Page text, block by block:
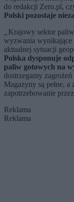
do redakcji Zero.pl,
Polski pozostaje
Krajowy sektor
wyzwania wynikające
aktualnej sytuacji
Polska dysponuje
paliw gotowych na
dostrzegamy
Magazyny są pełne,
zapotrzebowanie
Reklama
Reklama